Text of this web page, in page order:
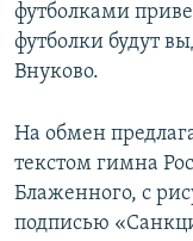
футболками
футболки будут
Внуково.
На обмен
текстом гимна
Блаженного, с
подписью